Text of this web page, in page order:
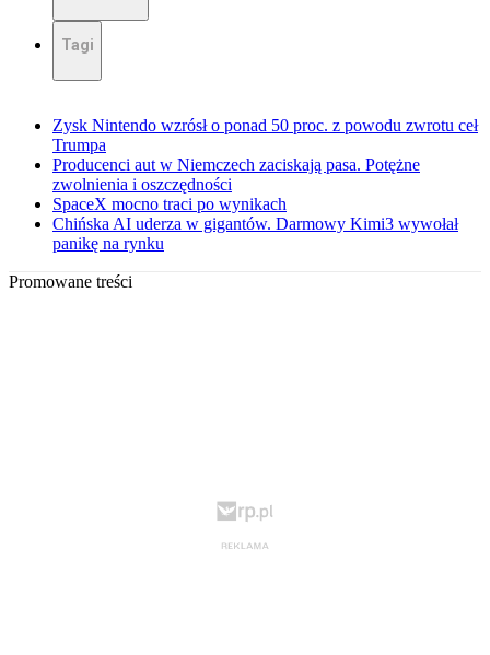
Tagi
Zysk Nintendo wzrósł o ponad 50 proc. z powodu zwrotu ceł
Trumpa
Producenci aut w Niemczech zaciskają pasa. Potężne
zwolnienia i oszczędności
SpaceX mocno traci po wynikach
Chińska AI uderza w gigantów. Darmowy Kimi3 wywołał
panikę na rynku
Promowane treści